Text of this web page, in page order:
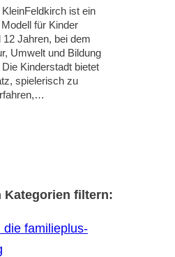
ist ein
für Kinder
Jahren, bei dem
Umwelt und Bildung
Kinderstadt bietet
spielerisch zu
Kategorien filtern:
die familieplus-